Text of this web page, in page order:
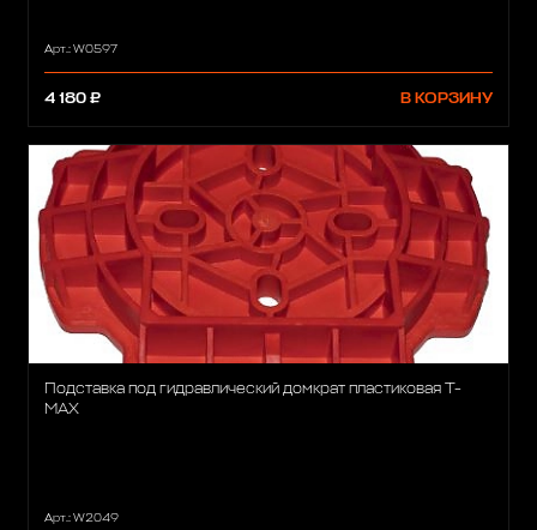
Арт.: W0597
4 180 ₽ В КОРЗИНУ
Подставка под гидравлический домкрат пластиковая T-
MAX
Арт.: W2049